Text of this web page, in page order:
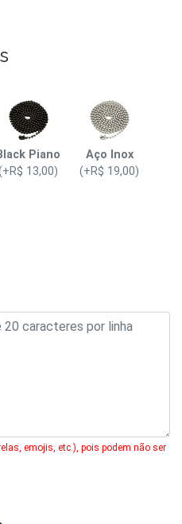
Piano
13,00)
Aço Inox
(+R$ 19,00)
emojis, etc.), pois podem não ser